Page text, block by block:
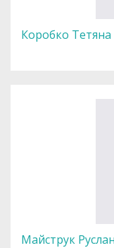
Коробко Тетяна
Майструк